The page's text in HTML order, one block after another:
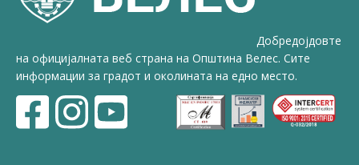
Добредојдовте
на официјалната веб страна на Општина Велес. Сите
информации за градот и околината на едно место.